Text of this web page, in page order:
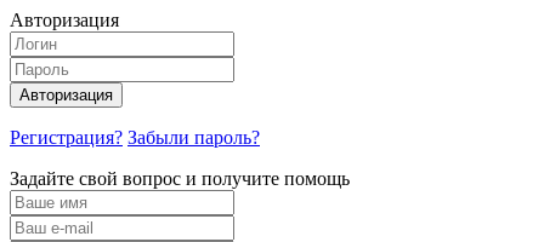
Авторизация
Авторизация
Регистрация? Забыли пароль?
Задайте свой вопрос и получите помощь